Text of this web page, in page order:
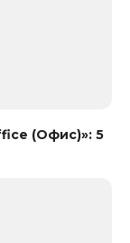
(Офис)»: 5